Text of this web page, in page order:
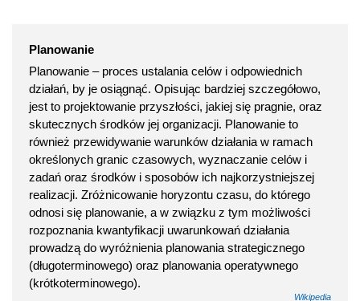
Planowanie
Planowanie – proces ustalania celów i odpowiednich
działań, by je osiągnąć. Opisując bardziej szczegółowo,
jest to projektowanie przyszłości, jakiej się pragnie, oraz
skutecznych środków jej organizacji. Planowanie to
również przewidywanie warunków działania w ramach
określonych granic czasowych, wyznaczanie celów i
zadań oraz środków i sposobów ich najkorzystniejszej
realizacji. Zróżnicowanie horyzontu czasu, do którego
odnosi się planowanie, a w związku z tym możliwości
rozpoznania kwantyfikacji uwarunkowań działania
prowadzą do wyróżnienia planowania strategicznego
(długoterminowego) oraz planowania operatywnego
(krótkoterminowego).
Wikipedia